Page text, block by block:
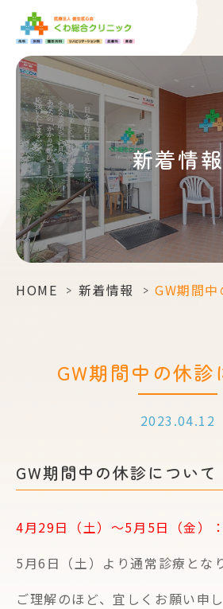
新着情報
HOME > 新着情報 > GW期間
GW期間中の休診
2023.04.12
GW期間中の休診について
4月29日（土）～5月5日（金）
5月6日（土）より通常診療とな
ご理解のほど、宜しくお願い申し